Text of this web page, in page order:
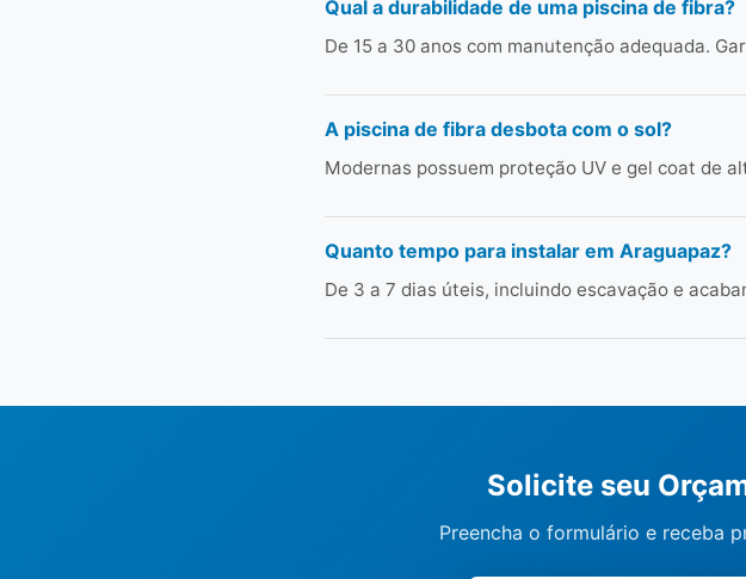
Qual a durabilidade de uma piscina de fibra?
De 15 a 30 anos com manutenção adequada.
A piscina de fibra desbota com o sol?
Modernas possuem proteção UV e gel coat de
Quanto tempo para instalar em Araguapaz?
De 3 a 7 dias úteis, incluindo escavação e
Solicite seu
Preencha o formulário e receba